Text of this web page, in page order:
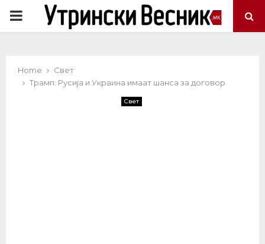
PRIMARY
Home
Свет
Трамп: Русија и Украина имаат шанса за договор
Свет